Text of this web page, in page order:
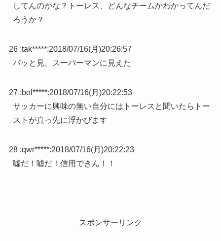
してんのかな？トーレス、どんなチームかわかってんだ
ろうか？
26 :tak*****:2018/07/16(月)20:26:57
パッと見、スーパーマンに見えた
27 :bol*****:2018/07/16(月)20:22:53
サッカーに興味の無い自分にはトーレスと聞いたらトー
ストが真っ先に浮かびます
28 :qwr*****:2018/07/16(月)20:22:23
嘘だ！嘘だ！信用できん！！
スポンサーリンク